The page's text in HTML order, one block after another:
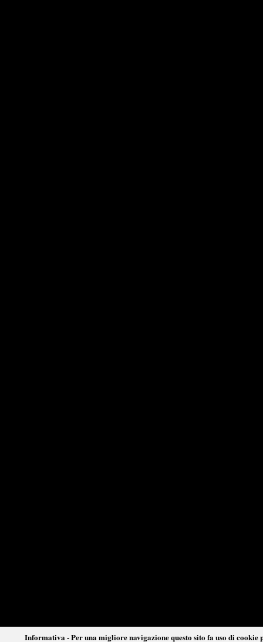
Informativa - Per una migliore navigazione questo sito fa uso di